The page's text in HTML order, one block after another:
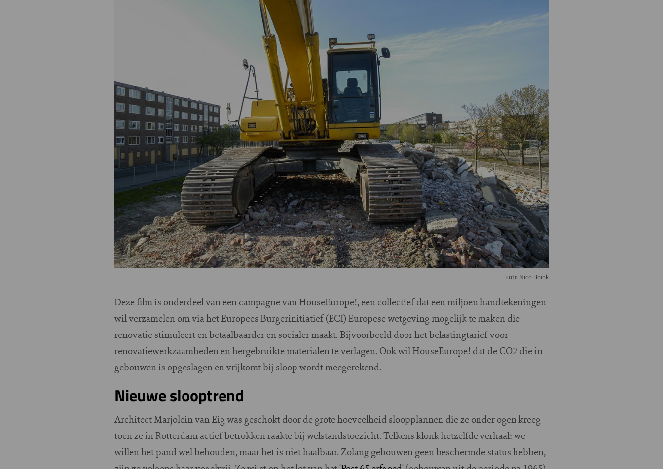
Foto Nico Boink
Deze film is onderdeel van een campagne van HouseEurope!, een collectief dat een miljoen handtekeningen
wil verzamelen om via het Europees Burgerinitiatief (ECI) Europese wetgeving mogelijk te maken die
renovatie stimuleert en betaalbaarder en socialer maakt. Bijvoorbeeld door het belastingtarief voor
renovatiewerkzaamheden en hergebruikte materialen te verlagen. Ook wil HouseEurope! dat de CO2 die in
gebouwen is opgeslagen en vrijkomt bij sloop wordt meegerekend.
Nieuwe slooptrend
Architect Marjolein van Eig was geschokt door de grote hoeveelheid sloopplannen die ze onder ogen kreeg
toen ze in Rotterdam actief betrokken raakte bij welstandstoezicht. Telkens klonk hetzelfde verhaal: we
willen het pand wel behouden, maar het is niet haalbaar. Zolang gebouwen geen beschermde status hebben,